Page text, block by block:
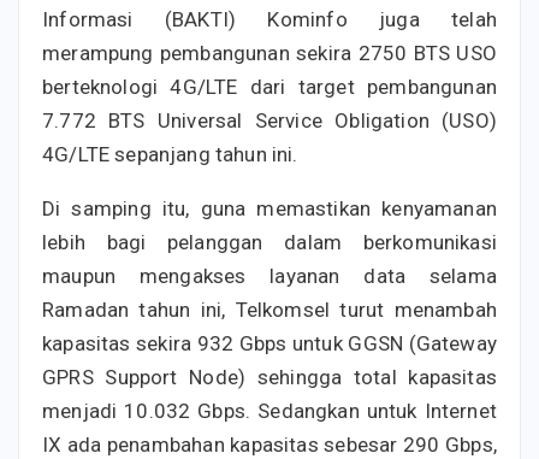
Informasi (BAKTI) Kominfo juga telah
merampung pembangunan sekira 2750 BTS USO
berteknologi 4G/LTE dari target pembangunan
7.772 BTS Universal Service Obligation (USO)
4G/LTE sepanjang tahun ini.
Di samping itu, guna memastikan kenyamanan
lebih bagi pelanggan dalam berkomunikasi
maupun mengakses layanan data selama
Ramadan tahun ini, Telkomsel turut menambah
kapasitas sekira 932 Gbps untuk GGSN (Gateway
GPRS Support Node) sehingga total kapasitas
menjadi 10.032 Gbps. Sedangkan untuk Internet
IX ada penambahan kapasitas sebesar 290 Gbps,